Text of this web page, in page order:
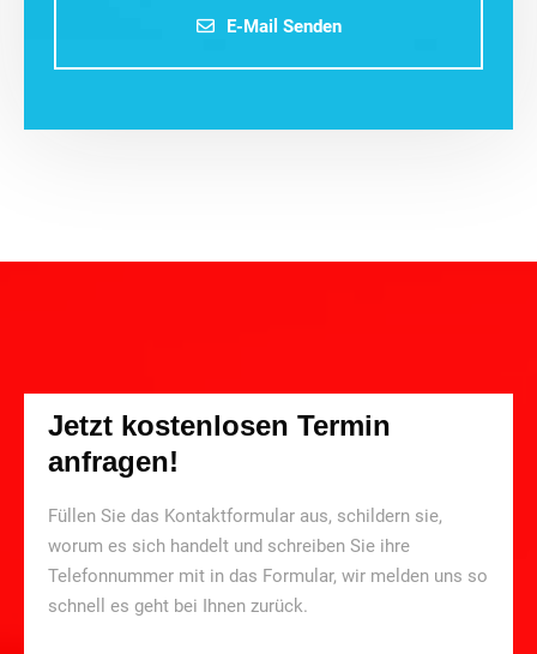
E-Mail Senden
Jetzt kostenlosen Termin
anfragen!
Füllen Sie das Kontaktformular aus, schildern sie,
worum es sich handelt und schreiben Sie ihre
Telefonnummer mit in das Formular, wir melden uns so
schnell es geht bei Ihnen zurück.